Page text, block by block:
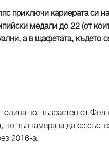
приключи кариерата си
медали до 22 (от
а в щафетата, където
по-възрастен от
но възнамерява да се
2016-а.